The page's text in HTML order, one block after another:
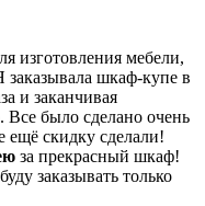
изготовления мебели,
шкаф-купе в
и заканчивая
было сделано очень
ещё скидку сделали!
за прекрасный шкаф!
заказывать только